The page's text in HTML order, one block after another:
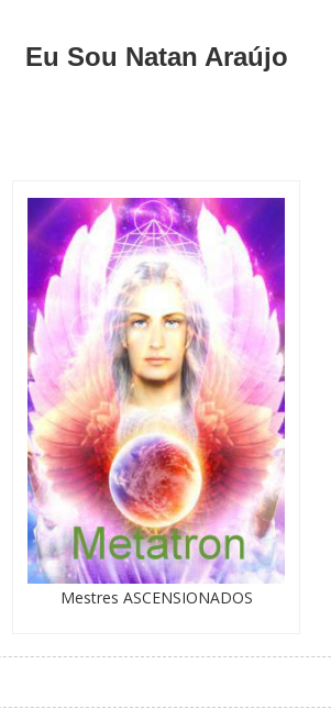
Eu Sou Natan Araújo
Mestres ASCENSIONADOS